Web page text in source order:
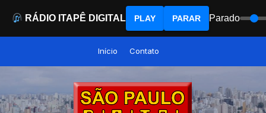
Início Contato
RÁDIO ITAPÊ DIGITAL PLAY PARAR Parado